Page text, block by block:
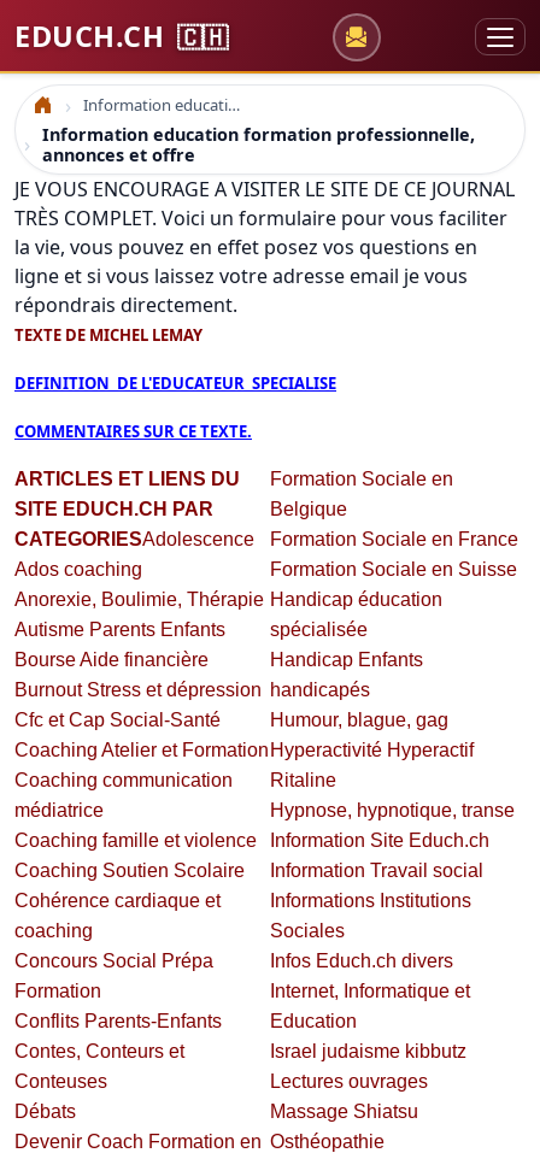
EDUCH.CH 🇨🇭
Accueil Information education formation professionnelle, annonces et offre
Information education formation professionnelle,
annonces et offre
JE VOUS ENCOURAGE A VISITER LE SITE DE CE JOURNAL
TRÈS COMPLET. Voici un formulaire pour vous faciliter
la vie, vous pouvez en effet posez vos questions en
ligne et si vous laissez votre adresse email je vous
répondrais directement.
TEXTE DE MICHEL LEMAY
DEFINITION DE L'EDUCATEUR SPECIALISE
COMMENTAIRES SUR CE TEXTE.
ARTICLES ET LIENS DU
SITE EDUCH.CH PAR
CATEGORIESAdolescence
Ados coaching
Anorexie, Boulimie, Thérapie
Autisme Parents Enfants
Bourse Aide financière
Burnout Stress et dépression
Cfc et Cap Social-Santé
Coaching Atelier et Formation
Coaching communication
médiatrice
Coaching famille et violence
Coaching Soutien Scolaire
Cohérence cardiaque et
coaching
Concours Social Prépa
Formation
Conflits Parents-Enfants
Contes, Conteurs et
Conteuses
Débats
Devenir Coach Formation en
Formation Sociale en
Belgique
Formation Sociale en France
Formation Sociale en Suisse
Handicap éducation
spécialisée
Handicap Enfants
handicapés
Humour, blague, gag
Hyperactivité Hyperactif
Ritaline
Hypnose, hypnotique, transe
Information Site Educh.ch
Information Travail social
Informations Institutions
Sociales
Infos Educh.ch divers
Internet, Informatique et
Education
Israel judaisme kibbutz
Lectures ouvrages
Massage Shiatsu
Osthéopathie